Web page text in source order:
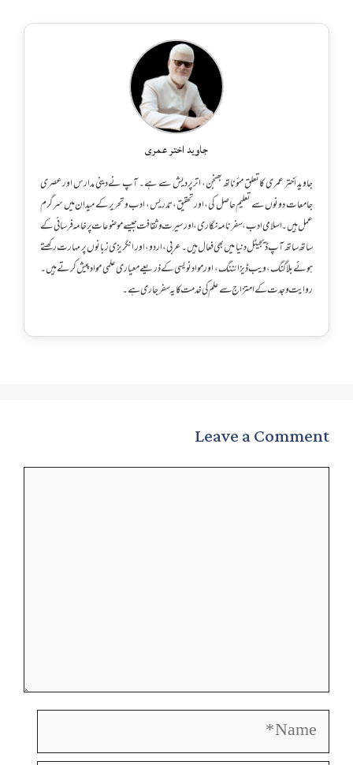
جاوید اختر عمری
جاوید أختر عمری کا تعلق مئوناتھ بھنجن، اترپردیش سے ہے۔ آپ نے دینی مدارس اور عصری
جامعات دونوں سے تعلیم حاصل کی، اور تحقیق، تدریس، ادب و تحریر کے میدان میں سرگرم
عمل ہیں۔ اسلامی ادب، سفرنامہ نگاری، اور سیرت و ثقافت جیسے موضوعات پر خامہ فرسائی کے
ساتھ ساتھ آپ ڈیجیٹل دنیا میں بھی فعال ہیں۔ عربی، اردو، اور انگریزی زبانوں پر مہارت رکھتے
ہوئے بلاگنگ، ویب ڈیزائننگ، اور مواد نویسی کے ذریعے معیاری علمی مواد پیش کرتے ہیں۔
روایت و جدت کے امتزاج سے علم کی خدمت کا یہ سفر جاری ہے۔
Leave a Comment
Name